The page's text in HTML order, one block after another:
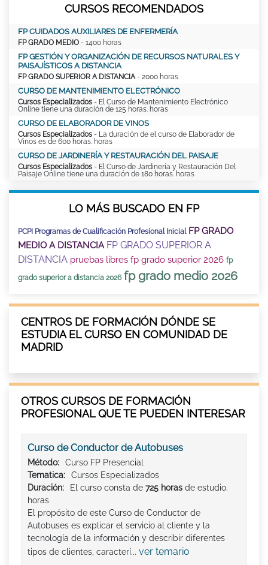
CURSOS RECOMENDADOS
FP CUIDADOS AUXILIARES DE ENFERMERÍA
FP GRADO MEDIO - 1400 horas
FP GESTIÓN Y ORGANIZACIÓN DE RECURSOS NATURALES Y
PAISAJÍSTICOS A DISTANCIA
FP GRADO SUPERIOR A DISTANCIA - 2000 horas
CURSO DE MANTENIMIENTO ELECTRÓNICO
Cursos Especializados - El Curso de Mantenimiento Electrónico
Online tiene una duración de 125 horas. horas
CURSO DE ELABORADOR DE VINOS
Cursos Especializados - La duración de el curso de Elaborador de
Vinos es de 600 horas. horas
CURSO DE JARDINERÍA Y RESTAURACIÓN DEL PAISAJE
Cursos Especializados - El Curso de Jardinería y Restauración Del
Paisaje Online tiene una duración de 180 horas. horas
LO MÁS BUSCADO EN FP
PCPI Programas de Cualificación Profesional Inicial FP GRADO
MEDIO A DISTANCIA FP GRADO SUPERIOR A
DISTANCIA pruebas libres fp grado superior 2026 fp
grado superior a distancia 2026 fp grado medio 2026
CENTROS DE FORMACIÓN DÓNDE SE
ESTUDIA EL CURSO EN COMUNIDAD DE
MADRID
OTROS CURSOS DE FORMACIÓN
PROFESIONAL QUE TE PUEDEN INTERESAR
Curso de Conductor de Autobuses
Método:
Curso FP Presencial
Tematica:
Cursos Especializados
Duración:
El curso consta de 725 horas de estudio.
horas
El propósito de este Curso de Conductor de
Autobuses es explicar el servicio al cliente y la
tecnología de la información y describir diferentes
tipos de clientes, caracterí... ver temario